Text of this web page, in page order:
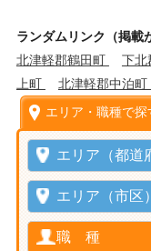
ランダムリンク（掲
北津軽郡鶴田町
下北
上町
北津軽郡中泊町
エリア・職種で探
エリア（都道
エリア（市区）
職 種